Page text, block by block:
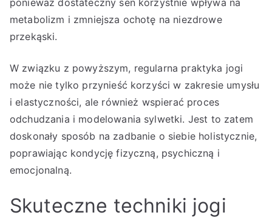
ponieważ dostateczny sen korzystnie wpływa na
metabolizm i zmniejsza ochotę na niezdrowe
przekąski.
W związku z powyższym, regularna praktyka jogi
może nie tylko przynieść korzyści w zakresie umysłu
i elastyczności, ale również wspierać proces
odchudzania i modelowania sylwetki. Jest to zatem
doskonały sposób na zadbanie o siebie holistycznie,
poprawiając kondycję fizyczną, psychiczną i
emocjonalną.
Skuteczne techniki jogi